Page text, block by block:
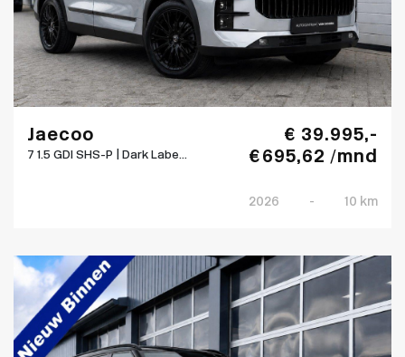
Jaecoo
7 1.5 GDI SHS-P | Dark Labe...
€ 39.995,-
€ 695,62 /mnd
2026 - 10 km